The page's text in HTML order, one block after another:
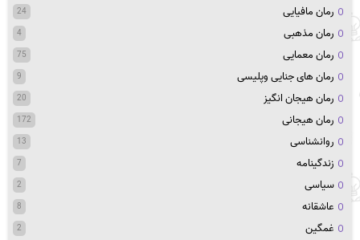
رمان مافیایی 24
رمان مذهبی 4
رمان معمایی 75
رمان های جنایی وپلیسی 9
رمان هیجان انگیز 20
رمان هیجانی 172
روانشناسی 13
زندگینامه 7
سیاسی 2
عاشقانه 8
غمگین 2